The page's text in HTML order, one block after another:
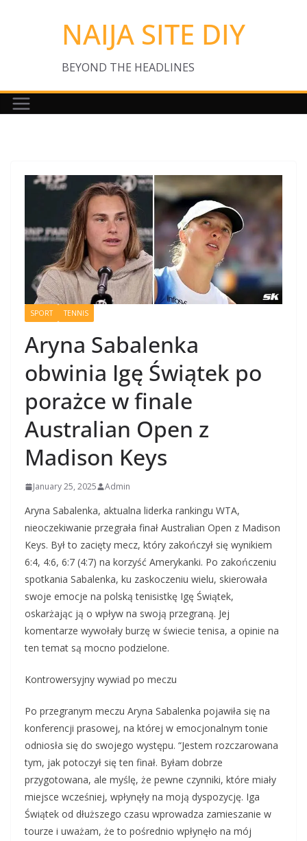
NAIJA SITE DIY
BEYOND THE HEADLINES
SPORT TENNIS
Aryna Sabalenka
obwinia Igę Świątek po
porażce w finale
Australian Open z
Madison Keys
January 25, 2025 Admin
Aryna Sabalenka, aktualna liderka rankingu WTA,
nieoczekiwanie przegrała finał Australian Open z Madison
Keys. Był to zacięty mecz, który zakończył się wynikiem
6:4, 4:6, 6:7 (4:7) na korzyść Amerykanki. Po zakończeniu
spotkania Sabalenka, ku zaskoczeniu wielu, skierowała
swoje emocje na polską tenisistkę Igę Świątek,
oskarżając ją o wpływ na swoją przegraną. Jej
komentarze wywołały burzę w świecie tenisa, a opinie na
ten temat są mocno podzielone.
Kontrowersyjny wywiad po meczu
Po przegranym meczu Aryna Sabalenka pojawiła się na
konferencji prasowej, na której w emocjonalnym tonie
odniosła się do swojego występu. “Jestem rozczarowana
tym, jak potoczył się ten finał. Byłam dobrze
przygotowana, ale myślę, że pewne czynniki, które miały
miejsce wcześniej, wpłynęły na moją dyspozycję. Iga
Świątek od dłuższego czasu wprowadza zamieszanie w
tourze i uważam, że to pośrednio wpłynęło na mój